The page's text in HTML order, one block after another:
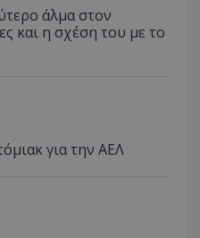
άλμα στον
και η σχέση του με το
για την ΑΕΛ